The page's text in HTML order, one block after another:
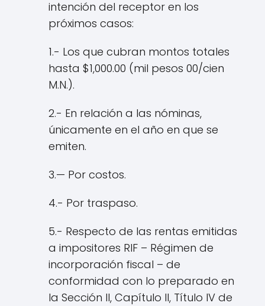
intención del receptor en los
próximos casos:
1.- Los que cubran montos totales
hasta $1,000.00 (mil pesos 00/cien
M.N.).
2.- En relación a las nóminas,
únicamente en el año en que se
emiten.
3.— Por costos.
4.- Por traspaso.
5.- Respecto de las rentas emitidas
a impositores RIF – Régimen de
incorporación fiscal – de
conformidad con lo preparado en
la Sección II, Capítulo II, Título IV de